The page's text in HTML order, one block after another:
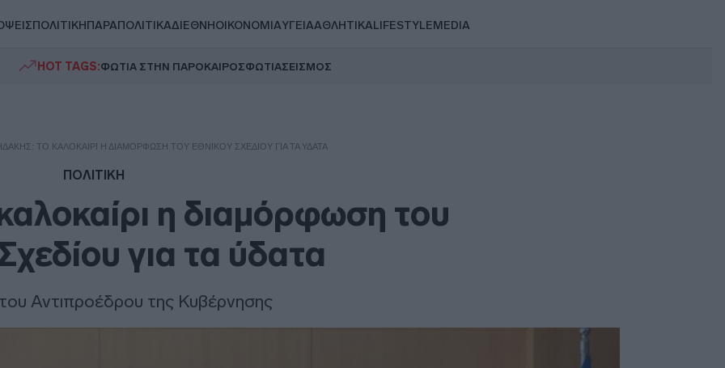
ΠΟΛΙΤΙΚΗΠΑΡΑΠΟΛΙΤΙΚΑΔΙΕΘΝΗΟΙΚΟΝΟΜΙΑΥΓΕΙΑΑΘΛΗΤΙΚΑLIFESTYLEMEDIA
HOT TAGS:ΦΩΤΙΑ ΣΤΗΝ ΠΑΡΟΚΑΙΡΟΣΦΩΤΙΑΣΕΙΣΜΟΣ
ΤΟ ΚΑΛΟΚΑΊΡΙ Η ΔΙΑΜΌΡΦΩΣΗ ΤΟΥ ΕΘΝΙΚΟΎ ΣΧΕΔΊΟΥ ΓΙΑ ΤΑ ΎΔΑΤΑ
ΠΟΛΙΤΙΚΗ
η διαμόρφωση του
για τα ύδατα
Αντιπροέδρου της Κυβέρνησης